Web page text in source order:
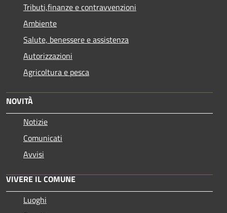
Tributi,finanze e contravvenzioni
Ambiente
Salute, benessere e assistenza
Autorizzazioni
Agricoltura e pesca
NOVITÀ
Notizie
Comunicati
Avvisi
VIVERE IL COMUNE
Luoghi